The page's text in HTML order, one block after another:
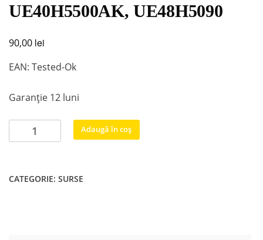
UE40H5500AK, UE48H5090
90,00 lei
EAN: Tested-Ok
Garanție 12 luni
Cantitate
BN44-
SAMSUNG
Adaugă în coș
CATEGORIE: SURSE